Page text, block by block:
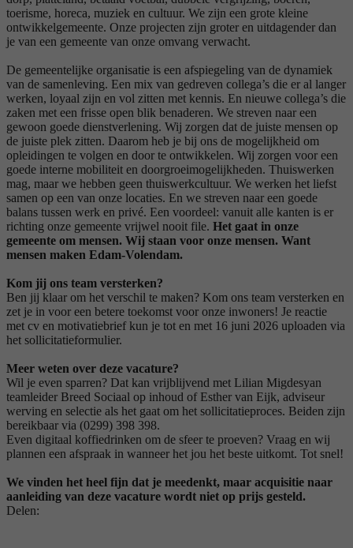
toerisme, horeca, muziek en cultuur. We zijn een grote kleine
ontwikkelgemeente. Onze projecten zijn groter en uitdagender dan
je van een gemeente van onze omvang verwacht.
De gemeentelijke organisatie is een afspiegeling van de dynamiek
van de samenleving. Een mix van gedreven collega’s die er al langer
werken, loyaal zijn en vol zitten met kennis. En nieuwe collega’s die
zaken met een frisse open blik benaderen. We streven naar een
gewoon goede dienstverlening. Wij zorgen dat de juiste mensen op
de juiste plek zitten. Daarom heb je bij ons de mogelijkheid om
opleidingen te volgen en door te ontwikkelen. Wij zorgen voor een
goede interne mobiliteit en doorgroeimogelijkheden. Thuiswerken
mag, maar we hebben geen thuiswerkcultuur. We werken het liefst
samen op een van onze locaties. En we streven naar een goede
balans tussen werk en privé. Een voordeel: vanuit alle kanten is er
richting onze gemeente vrijwel nooit file. Het gaat in onze
gemeente om mensen. Wij staan voor onze mensen. Want
mensen maken Edam-Volendam.
Kom jij ons team versterken?
Ben jij klaar om het verschil te maken? Kom ons team versterken en
zet je in voor een betere toekomst voor onze inwoners! Je reactie
met cv en motivatiebrief kun je tot en met 16 juni 2026 uploaden via
het sollicitatieformulier.
Meer weten over deze vacature?
Wil je even sparren? Dat kan vrijblijvend met Lilian Migdesyan
teamleider Breed Sociaal op inhoud of Esther van Eijk, adviseur
werving en selectie als het gaat om het sollicitatieproces. Beiden zijn
bereikbaar via (0299) 398 398.
Even digitaal koffiedrinken om de sfeer te proeven? Vraag en wij
plannen een afspraak in wanneer het jou het beste uitkomt. Tot snel!
We vinden het heel fijn dat je meedenkt, maar acquisitie naar
aanleiding van deze vacature wordt niet op prijs gesteld.
Delen: